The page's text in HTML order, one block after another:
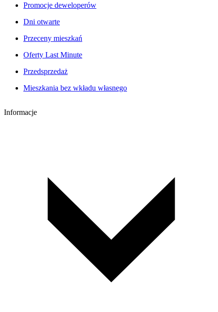
Promocje deweloperów
Dni otwarte
Przeceny mieszkań
Oferty Last Minute
Przedsprzedaż
Mieszkania bez wkładu własnego
Informacje